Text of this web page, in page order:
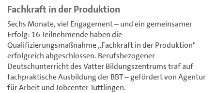
Fachkraft in der Produktion
Sechs Monate, viel Engagement – und ein gemeinsamer
Erfolg: 16 Teilnehmende haben die
Qualifizierungsmaßnahme „Fachkraft in der Produktion"
erfolgreich abgeschlossen. Berufsbezogener
Deutschunterricht des Vatter Bildungszentrums traf auf
fachpraktische Ausbildung der BBT – gefördert von Agentur
für Arbeit und Jobcenter Tuttlingen.